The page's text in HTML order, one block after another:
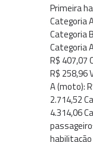
Primeira
Categoria
Categoria
Categoria
R$ 407,07
R$ 258,96
A (moto):
2.714,52
4.314,06